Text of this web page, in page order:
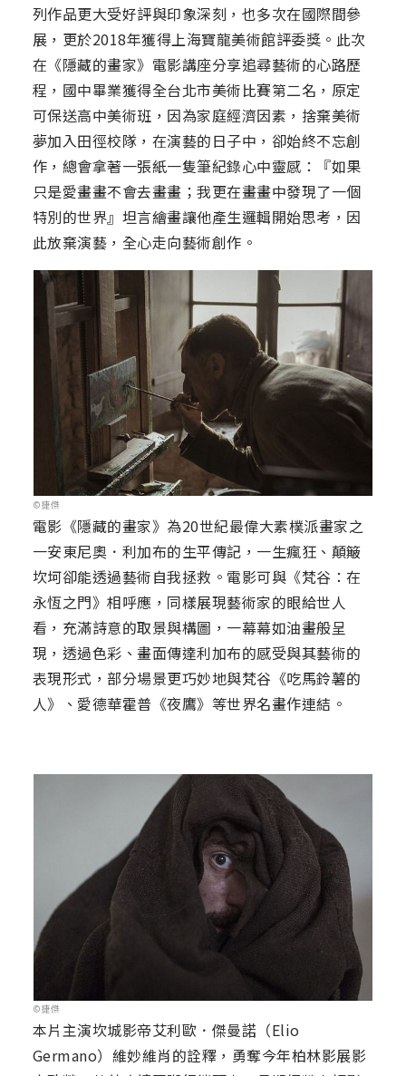
列作品更大受好評與印象深刻，也多次在國際間參
展，更於2018年獲得上海寶龍美術館評委獎。此次
在《隱藏的畫家》電影講座分享追尋藝術的心路歷
程，國中畢業獲得全台北市美術比賽第二名，原定
可保送高中美術班，因為家庭經濟因素，捨棄美術
夢加入田徑校隊，在演藝的日子中，卻始終不忘創
作，總會拿著一張紙一隻筆紀錄心中靈感：『如果
只是愛畫畫不會去畫畫；我更在畫畫中發現了一個
特別的世界』坦言繪畫讓他產生邏輯開始思考，因
此放棄演藝，全心走向藝術創作。
©捷傑
電影《隱藏的畫家》為20世紀最偉大素樸派畫家之
一安東尼奧．利加布的生平傳記，一生瘋狂、顛簸
坎坷卻能透過藝術自我拯救。電影可與《梵谷：在
永恆之門》相呼應，同樣展現藝術家的眼給世人
看，充滿詩意的取景與構圖，一幕幕如油畫般呈
現，透過色彩、畫面傳達利加布的感受與其藝術的
表現形式，部分場景更巧妙地與梵谷《吃馬鈴薯的
人》、愛德華霍普《夜鷹》等世界名畫作連結。
©捷傑
本片主演坎城影帝艾利歐．傑曼諾（Elio
Germano）維妙維肖的詮釋，勇奪今年柏林影展影